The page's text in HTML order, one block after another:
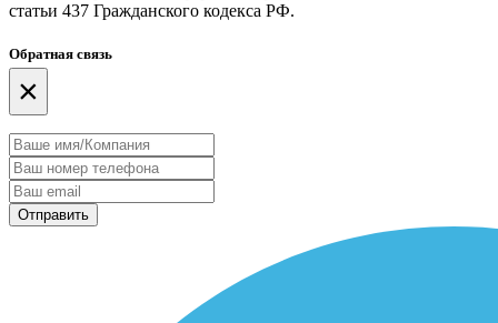
статьи 437 Гражданского кодекса РФ.
Обратная связь
×
Отправить